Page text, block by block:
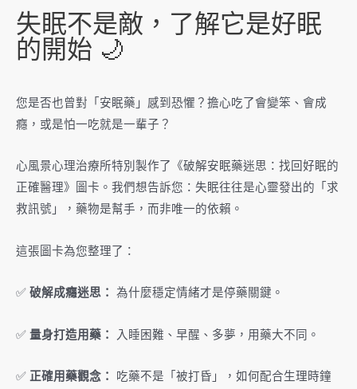
失眠不是敵，了解它是好眠
的開始 🌙
您是否也曾對「安眠藥」感到恐懼？擔心吃了會變笨、會成
癮，或是怕一吃就是一輩子？
心風景心理治療所特別製作了《破解安眠藥迷思：找回好眠的
正確醫理》圖卡。我們想告訴您：失眠往往是心靈發出的「求
救訊號」，藥物是幫手，而非唯一的依賴。
這張圖卡為您整理了：
✅ 破解成癮迷思： 為什麼穩定情緒才是停藥關鍵。
✅ 量身打造用藥： 入睡困難、早醒、多夢，用藥大不同。
✅ 正確用藥觀念： 吃藥不是「被打昏」，如何配合生理時鐘